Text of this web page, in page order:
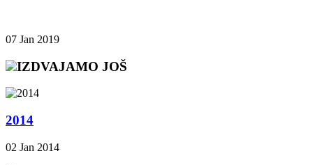
07 Jan 2019
IZDVAJAMO JOŠ
2014
02 Jan 2014